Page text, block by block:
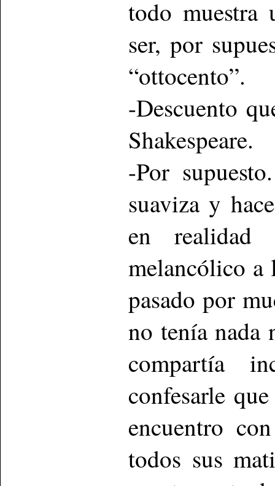
todo muestra
ser, por
“ottocento”.
-Descuento
Shakespeare.
-Por
suaviza y
en
melancólico a
pasado por
no tenía nada
compartía
confesarle
encuentro
todos sus